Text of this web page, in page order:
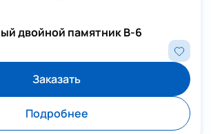
двойной памятник В-6
Заказать
Подробнее